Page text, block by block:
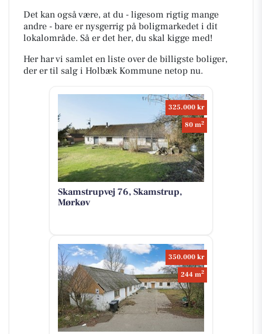
Det kan også være, at du - ligesom rigtig mange
andre - bare er nysgerrig på boligmarkedet i dit
lokalområde. Så er det her, du skal kigge med!
Her har vi samlet en liste over de billigste boliger,
der er til salg i Holbæk Kommune netop nu.
325.000 kr
80 m2
Skamstrupvej 76, Skamstrup,
Mørkøv
350.000 kr
244 m2